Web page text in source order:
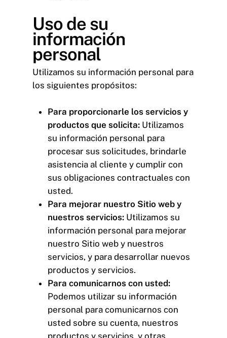
Uso de su
información
personal
Utilizamos su información personal para
los siguientes propósitos:
Para proporcionarle los servicios y
productos que solicita: Utilizamos
su información personal para
procesar sus solicitudes, brindarle
asistencia al cliente y cumplir con
sus obligaciones contractuales con
usted.
Para mejorar nuestro Sitio web y
nuestros servicios: Utilizamos su
información personal para mejorar
nuestro Sitio web y nuestros
servicios, y para desarrollar nuevos
productos y servicios.
Para comunicarnos con usted:
Podemos utilizar su información
personal para comunicarnos con
usted sobre su cuenta, nuestros
productos y servicios, y otras